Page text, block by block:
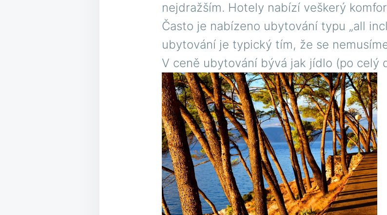
nejdražším. Hotely nabízí veškerý
Často je nabízeno ubytování typu „all
ubytování je typický tím, že se
V ceně ubytování bývá jak jídlo (po celý